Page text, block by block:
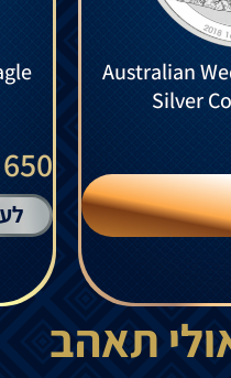
Australian
Silver
650 ₪
תאהב